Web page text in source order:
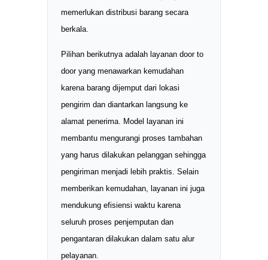
memerlukan distribusi barang secara
berkala.
Pilihan berikutnya adalah layanan door to
door yang menawarkan kemudahan
karena barang dijemput dari lokasi
pengirim dan diantarkan langsung ke
alamat penerima. Model layanan ini
membantu mengurangi proses tambahan
yang harus dilakukan pelanggan sehingga
pengiriman menjadi lebih praktis. Selain
memberikan kemudahan, layanan ini juga
mendukung efisiensi waktu karena
seluruh proses penjemputan dan
pengantaran dilakukan dalam satu alur
pelayanan.